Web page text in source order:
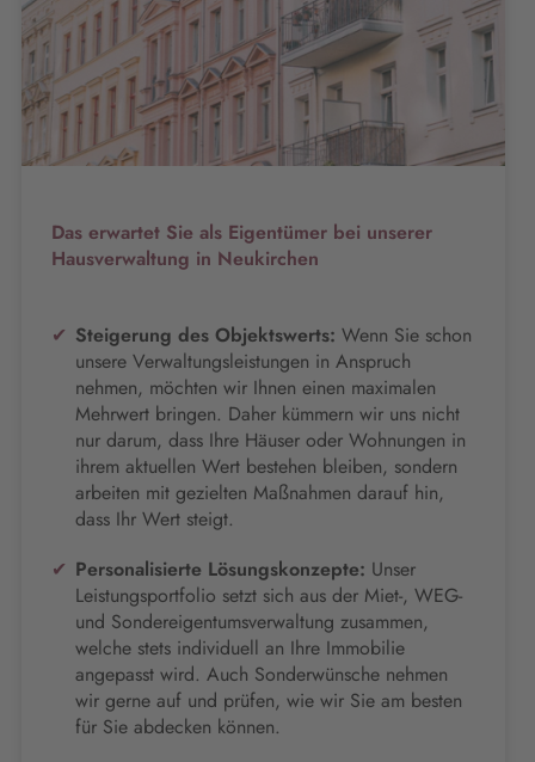
Das erwartet Sie als Eigentümer bei unserer
Hausverwaltung in Neukirchen
Steigerung des Objektswerts: Wenn Sie schon
unsere Verwaltungsleistungen in Anspruch
nehmen, möchten wir Ihnen einen maximalen
Mehrwert bringen. Daher kümmern wir uns nicht
nur darum, dass Ihre Häuser oder Wohnungen in
ihrem aktuellen Wert bestehen bleiben, sondern
arbeiten mit gezielten Maßnahmen darauf hin,
dass Ihr Wert steigt.
Personalisierte Lösungskonzepte: Unser
Leistungsportfolio setzt sich aus der Miet-, WEG-
und Sondereigentumsverwaltung zusammen,
welche stets individuell an Ihre Immobilie
angepasst wird. Auch Sonderwünsche nehmen
wir gerne auf und prüfen, wie wir Sie am besten
für Sie abdecken können.